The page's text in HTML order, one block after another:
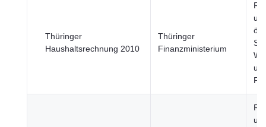
Thüringer
Haushaltsrechnung 2010
Thüringer
Finanzministerium